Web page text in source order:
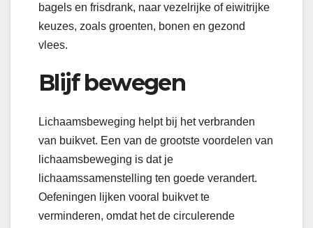
bagels en frisdrank, naar vezelrijke of eiwitrijke
keuzes, zoals groenten, bonen en gezond
vlees.
Blijf bewegen
Lichaamsbeweging helpt bij het verbranden
van buikvet. Een van de grootste voordelen van
lichaamsbeweging is dat je
lichaamssamenstelling ten goede verandert.
Oefeningen lijken vooral buikvet te
verminderen, omdat het de circulerende